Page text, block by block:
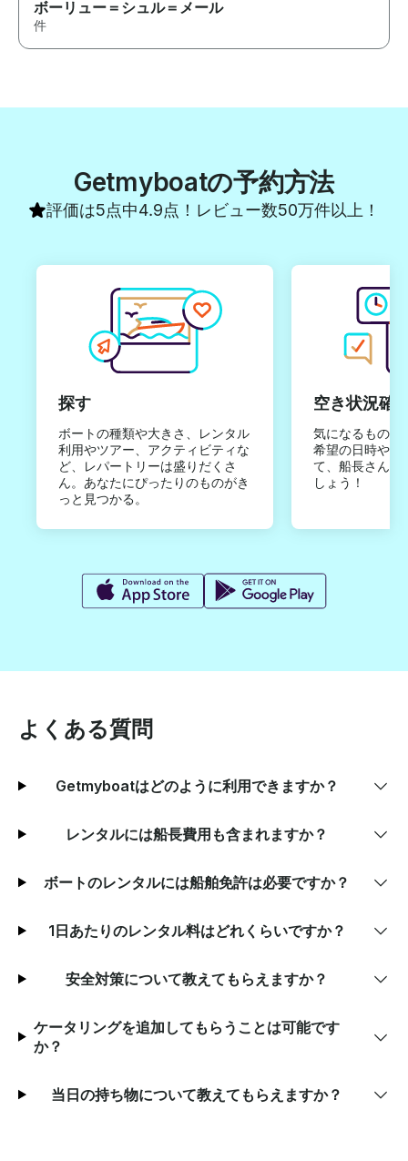
ボーリュー＝シュル＝メール
件
Getmyboatの予約方法
評価は5点中4.9点！レビュー数50万件以上！
探す
ボートの種類や大きさ、レンタル
利用やツアー、アクティビティな
ど、レパートリーは盛りだくさ
ん。あなたにぴったりのものがき
っと見つかる。
空き状況確
気になるものは
希望の日時やご
て、船長さんか
しょう！
よくある質問
Getmyboatはどのように利用できますか？
レンタルには船長費用も含まれますか？
ボートのレンタルには船舶免許は必要ですか？
1日あたりのレンタル料はどれくらいですか？
安全対策について教えてもらえますか？
ケータリングを追加してもらうことは可能です
か？
当日の持ち物について教えてもらえますか？